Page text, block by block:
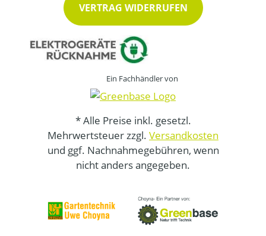
VERTRAG WIDERRUFEN
Ein Fachhändler von
* Alle Preise inkl. gesetzl.
Mehrwertsteuer zzgl. Versandkosten
und ggf. Nachnahmegebühren, wenn
nicht anders angegeben.